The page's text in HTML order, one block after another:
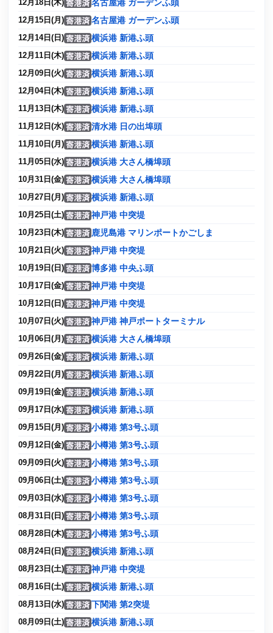
12月18日(木) 名古屋港 ガーデンふ頭
12月15日(月) 名古屋港 ガーデンふ頭
12月14日(日) 横浜港 新港ふ頭
12月11日(木) 横浜港 新港ふ頭
12月09日(火) 横浜港 新港ふ頭
12月04日(木) 横浜港 新港ふ頭
11月13日(木) 横浜港 新港ふ頭
11月12日(水) 清水港 日の出埠頭
11月10日(月) 横浜港 新港ふ頭
11月05日(水) 横浜港 大さん橋埠頭
10月31日(金) 横浜港 大さん橋埠頭
10月27日(月) 横浜港 新港ふ頭
10月25日(土) 神戸港 中突堤
10月23日(木) 鹿児島港 マリンポートかごしま
10月21日(火) 神戸港 中突堤
10月19日(日) 博多港 中央ふ頭
10月17日(金) 神戸港 中突堤
10月12日(日) 神戸港 中突堤
10月07日(火) 神戸港 神戸ポートターミナル
10月06日(月) 横浜港 大さん橋埠頭
09月26日(金) 横浜港 新港ふ頭
09月22日(月) 横浜港 新港ふ頭
09月19日(金) 横浜港 新港ふ頭
09月17日(水) 横浜港 新港ふ頭
09月15日(月) 小樽港 第3号ふ頭
09月12日(金) 小樽港 第3号ふ頭
09月09日(火) 小樽港 第3号ふ頭
09月06日(土) 小樽港 第3号ふ頭
09月03日(水) 小樽港 第3号ふ頭
08月31日(日) 小樽港 第3号ふ頭
08月28日(木) 小樽港 第3号ふ頭
08月24日(日) 横浜港 新港ふ頭
08月23日(土) 神戸港 中突堤
08月16日(土) 横浜港 新港ふ頭
08月13日(水) 下関港 第2突堤
08月09日(土) 横浜港 新港ふ頭